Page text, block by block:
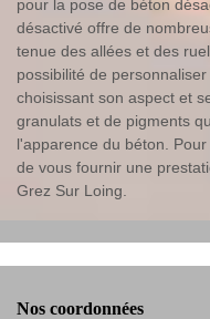
pour la pose de béton
désactivé offre de
tenue des allées et des
possibilité de
choisissant son aspect et
granulats et de pigments
l'apparence du béton.
de vous fournir une
Grez Sur Loing.
Nos coordonnées